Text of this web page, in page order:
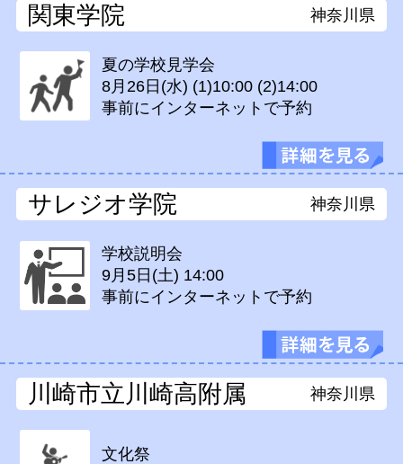
関東学院 神奈川県
夏の学校見学会
8月26日(水) (1)10:00 (2)14:00
事前にインターネットで予約
サレジオ学院 神奈川県
学校説明会
9月5日(土) 14:00
事前にインターネットで予約
川崎市立川崎高附属 神奈川県
文化祭